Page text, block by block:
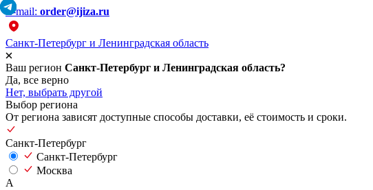
E-mail: order@ijiza.ru
Санкт-Петербург и Ленинградская область
Ваш регион Санкт-Петербург и Ленинградская область?
Да, все верно
Нет, выбрать другой
Выбор региона
От региона зависят доступные способы доставки, её стоимость и сроки.
Санкт-Петербург
Санкт-Петербург
Москва
А